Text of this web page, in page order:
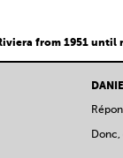
from 1951 until